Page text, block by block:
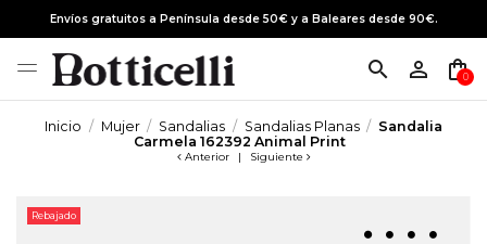
Envíos gratuitos a Península desde 50€ y a Baleares desde 90€.
search person_outline shopping_bag
0
Inicio Mujer Sandalias Sandalias Planas
Sandalia
Carmela 162392 Animal Print
Anterior | Siguiente
Rebajado